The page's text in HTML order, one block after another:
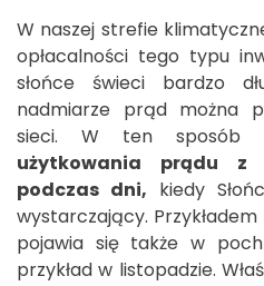
W naszej strefie
opłacalności tego typu
słońce świeci bardzo
nadmiarze prąd można
sieci. W ten sposób
użytkowania prądu z
podczas dni, kiedy
wystarczający.
pojawia się także w
przykład w listopadzie.